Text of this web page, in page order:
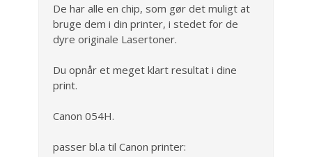
De har alle en chip, som gør det muligt at
bruge dem i din printer, i stedet for de
dyre originale Lasertoner.
Du opnår et meget klart resultat i dine
print.
Canon 054H.
passer bl.a til Canon printer: